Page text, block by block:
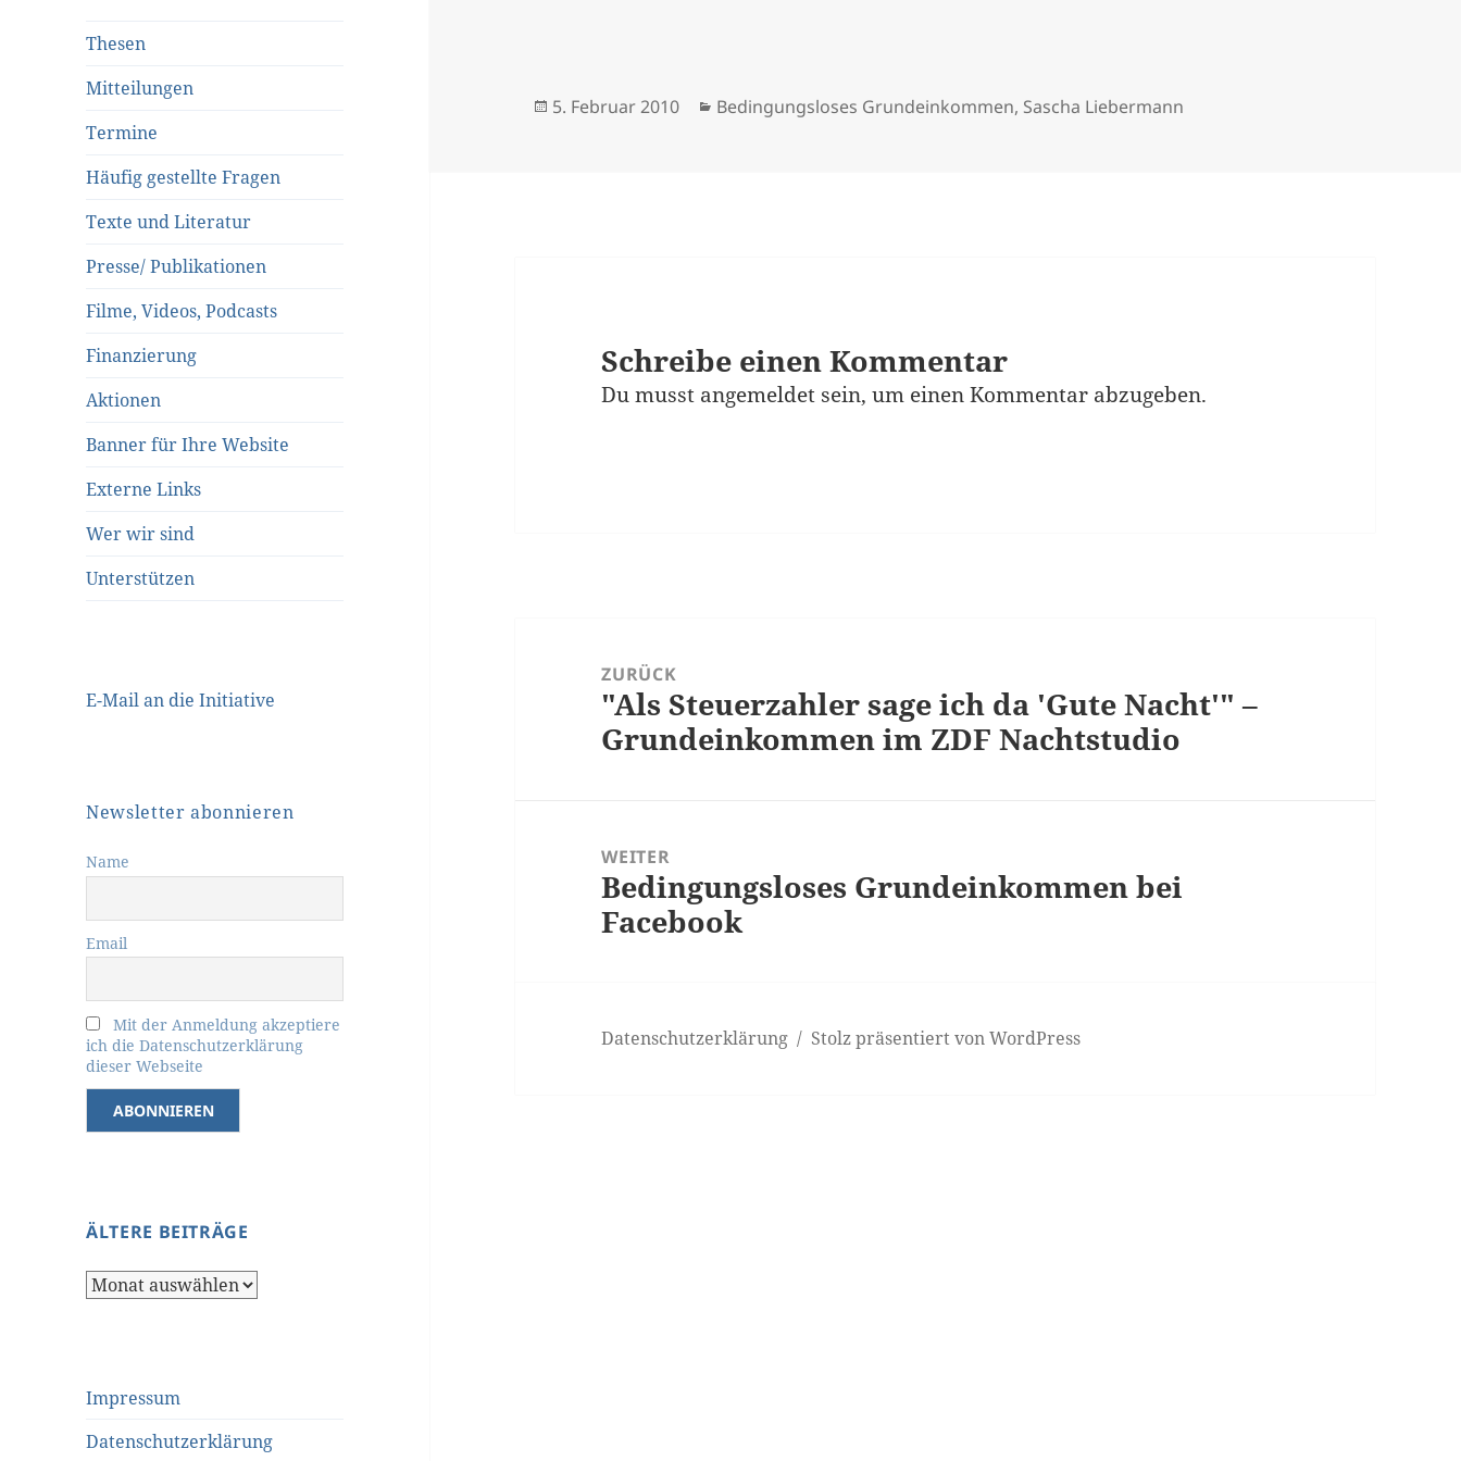
Thesen
Mitteilungen
Termine
Häufig gestellte Fragen
Texte und Literatur
Presse/ Publikationen
Filme, Videos, Podcasts
Finanzierung
Aktionen
Banner für Ihre Website
Externe Links
Wer wir sind
Unterstützen
E-Mail an die Initiative
Newsletter abonnieren
Name
Email
Mit der Anmeldung akzeptiere
ich die Datenschutzerklärung
dieser Webseite
ÄLTERE BEITRÄGE
Ältere
Impressum
Datenschutzerklärung
Veröffentlicht
5. Februar 2010 Kategorien
Bedingungsloses Grundeinkommen, Sascha Liebermann
Schreibe einen Kommentar
Du musst angemeldet sein, um einen Kommentar abzugeben.
NavigationZURÜCK
Vorheriger
Beitrag:
"Als Steuerzahler sage ich da 'Gute Nacht'" –
Grundeinkommen im ZDF Nachtstudio
WEITER
Nächster
Beitrag:
Bedingungsloses Grundeinkommen bei
Facebook
Datenschutzerklärung Stolz präsentiert von WordPress